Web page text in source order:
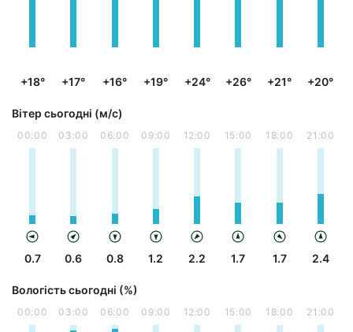
+18° +17° +16° +19° +24° +26° +21° +20°
Вітер сьогодні (м/с)
00:00
0.7
03:00
0.6
06:00
0.8
09:00
1.2
12:00
2.2
15:00
1.7
18:00
1.7
21:00
2.4
Вологість сьогодні (%)
00:00 03:00 06:00 09:00 12:00 15:00 18:00 21:00